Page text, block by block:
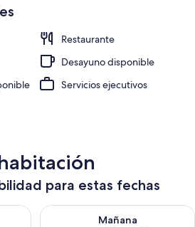
Restaurante
Desayuno disponible
Servicios ejecutivos
para estas fechas
para hoy ago 6 - ago 7
Mañana
Consulta la disponibilidad